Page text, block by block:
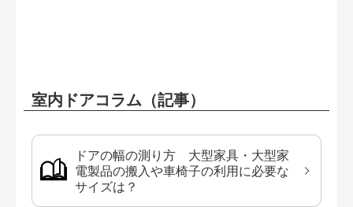
室内ドアコラム（記事）
ドアの幅の測り方 大型家具・大型家
電製品の搬入や車椅子の利用に必要な
サイズは？